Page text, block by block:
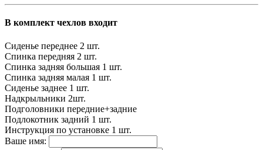
В комплект чехлов входит
Сиденье переднее 2 шт.
Спинка передняя 2 шт.
Спинка задняя большая 1 шт.
Спинка задняя малая 1 шт.
Сиденье заднее 1 шт.
Надкрыльники 2шт.
Подголовники передние+задние
Подлокотник задний 1 шт.
Инструкция по установке 1 шт.
Ваше имя: